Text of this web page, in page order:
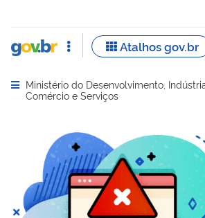
Abrir menu principal de navegação
Ministério do Desenvolvimento,
Comércio e Serviços